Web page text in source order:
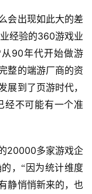
会出现如此大的差
经验的360游戏业
90年代开始做游
整的端游厂商的资
展到了页游时代，
经不可能有一个准
20000多家游戏企
，“因为统计维度
静悄悄新来的，也